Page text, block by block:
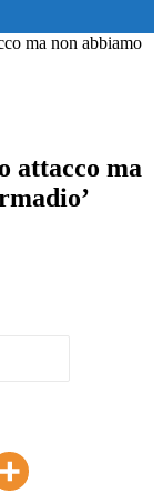
ma non abbiamo
attacco ma